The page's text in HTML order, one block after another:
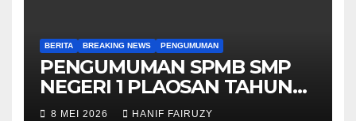
BERITA BREAKING NEWS PENGUMUMAN
PENGUMUMAN SPMB SMP
NEGERI 1 PLAOSAN TAHUN
PELAJARAN 2026/2027
8 MEI 2026 HANIF FAIRUZY